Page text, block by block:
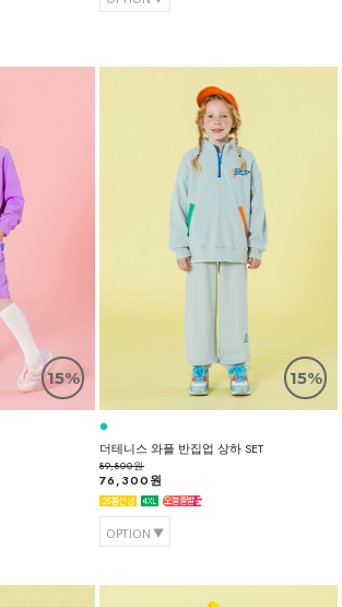
15% 15%
더테니스 와플 반집업 상하 SET
89,800원
76,300원
OPTION